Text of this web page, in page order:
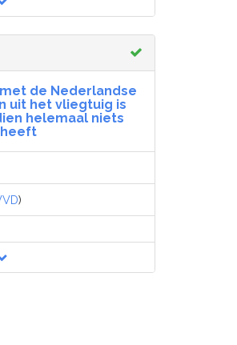
de Nederlandse
uit het vliegtuig is
helemaal niets
)